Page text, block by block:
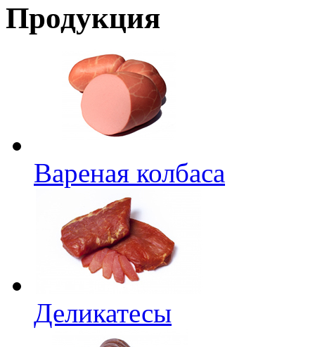
Продукция
Вареная колбаса
Деликатесы